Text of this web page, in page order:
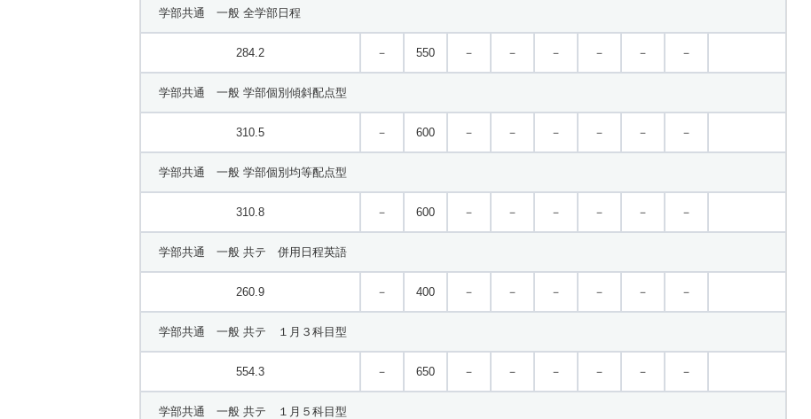
学部共通 一般 全学部日程
284.2 － 550 － － － － － －
学部共通 一般 学部個別傾斜配点型
310.5 － 600 － － － － － －
学部共通 一般 学部個別均等配点型
310.8 － 600 － － － － － －
学部共通 一般 共テ 併用日程英語
260.9 － 400 － － － － － －
学部共通 一般 共テ １月３科目型
554.3 － 650 － － － － － －
学部共通 一般 共テ １月５科目型